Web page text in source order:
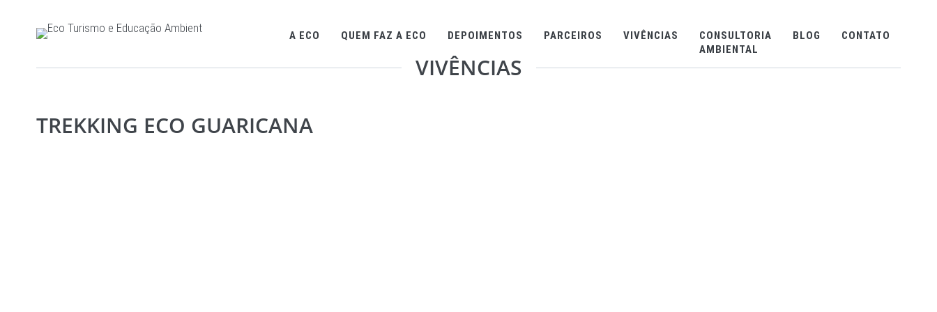
A ECO QUEM FAZ A ECO DEPOIMENTOS PARCEIROS VIVÊNCIAS
CONSULTORIA
AMBIENTAL
BLOG CONTATO
VIVÊNCIAS
TREKKING ECO GUARICANA